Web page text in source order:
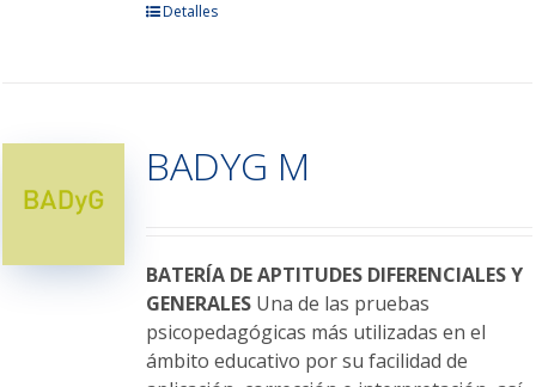
Este
Las
opciones
elegir
en
la
página
Detalles
BADYG M
BATERÍA DE APTITUDES DIFERENCIALES Y
GENERALESUna de las pruebas
psicopedagógicas más utilizadas en el
ámbito educativo por su facilidad de